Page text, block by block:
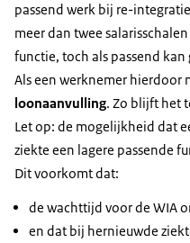
passend werk bij re-
meer dan twee
functie, toch als passend kan
Als een werknemer hierdoor
loonaanvulling. Zo blijft het
Let op: de mogelijkheid dat
ziekte een lagere passende
Dit voorkomt dat:
de wachttijd voor de WIA
en dat bij hernieuwde